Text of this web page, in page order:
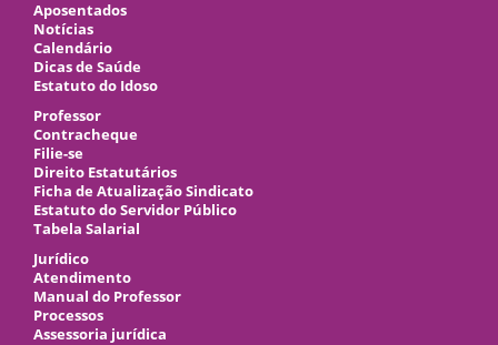
Aposentados
Notícias
Calendário
Dicas de Saúde
Estatuto do Idoso
Professor
Contracheque
Filie-se
Direito Estatutários
Ficha de Atualização Sindicato
Estatuto do Servidor Público
Tabela Salarial
Jurídico
Atendimento
Manual do Professor
Processos
Assessoria jurídica